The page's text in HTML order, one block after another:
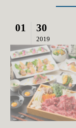
01 30
2019